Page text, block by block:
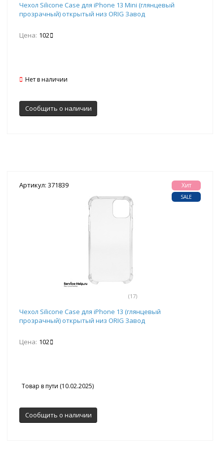
Чехол Silicone Case для iPhone 13 Mini (глянцевый
прозрачный) открытый низ ORIG Завод
Цена: 102
Нет в наличии
Сообщить о наличии
Артикул: 371839
(17)
Хит
SALE
Чехол Silicone Case для iPhone 13 (глянцевый
прозрачный) открытый низ ORIG Завод
Цена: 102
Товар в пути (10.02.2025)
Сообщить о наличии